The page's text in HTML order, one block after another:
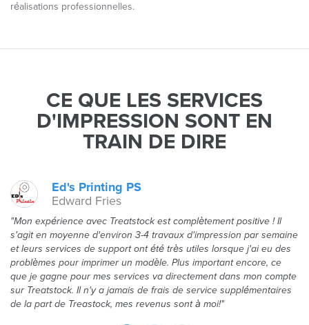
réalisations professionnelles.
CE QUE LES SERVICES
D'IMPRESSION SONT EN
TRAIN DE DIRE
Ed's Printing PS
Edward Fries
"Mon expérience avec Treatstock est complètement positive ! Il
s'agit en moyenne d'environ 3-4 travaux d'impression par semaine
et leurs services de support ont été très utiles lorsque j'ai eu des
problèmes pour imprimer un modèle. Plus important encore, ce
que je gagne pour mes services va directement dans mon compte
sur Treatstock. Il n'y a jamais de frais de service supplémentaires
de la part de Treastock, mes revenus sont à moi!"